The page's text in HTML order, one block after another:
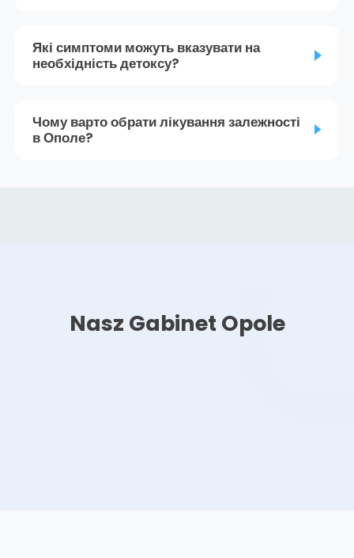
Які симптоми можуть вказувати на
необхідність детоксу?
Чому варто обрати лікування залежності
в Ополе?
Nasz Gabinet Opole